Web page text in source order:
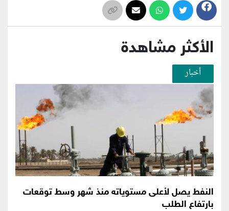
الأكثر مشاهدة
أخبار
النفط يصل لأعلى مستوياته منذ شهر وسط توقعات
بارتفاع الطلب